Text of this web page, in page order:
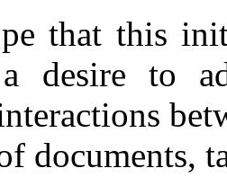
that this
desire to
documents,